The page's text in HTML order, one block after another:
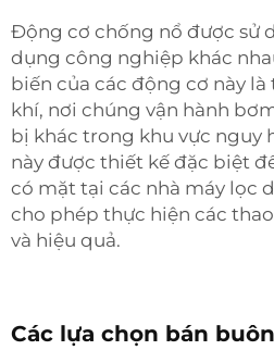
Động cơ chống nổ được sử
dụng công nghiệp khác
biến của các động cơ này
khí, nơi chúng vận hành
bị khác trong khu vực nguy
này được thiết kế đặc biệt
có mặt tại các nhà máy lọc
cho phép thực hiện các
và hiệu quả.
Các lựa chọn bán